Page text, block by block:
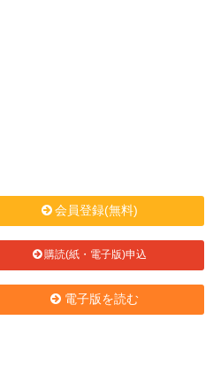
会員登録(無料)
購読(紙・電子版)申込
電子版を読む